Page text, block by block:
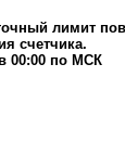
лимит
счетчика.
00:00 по МСК